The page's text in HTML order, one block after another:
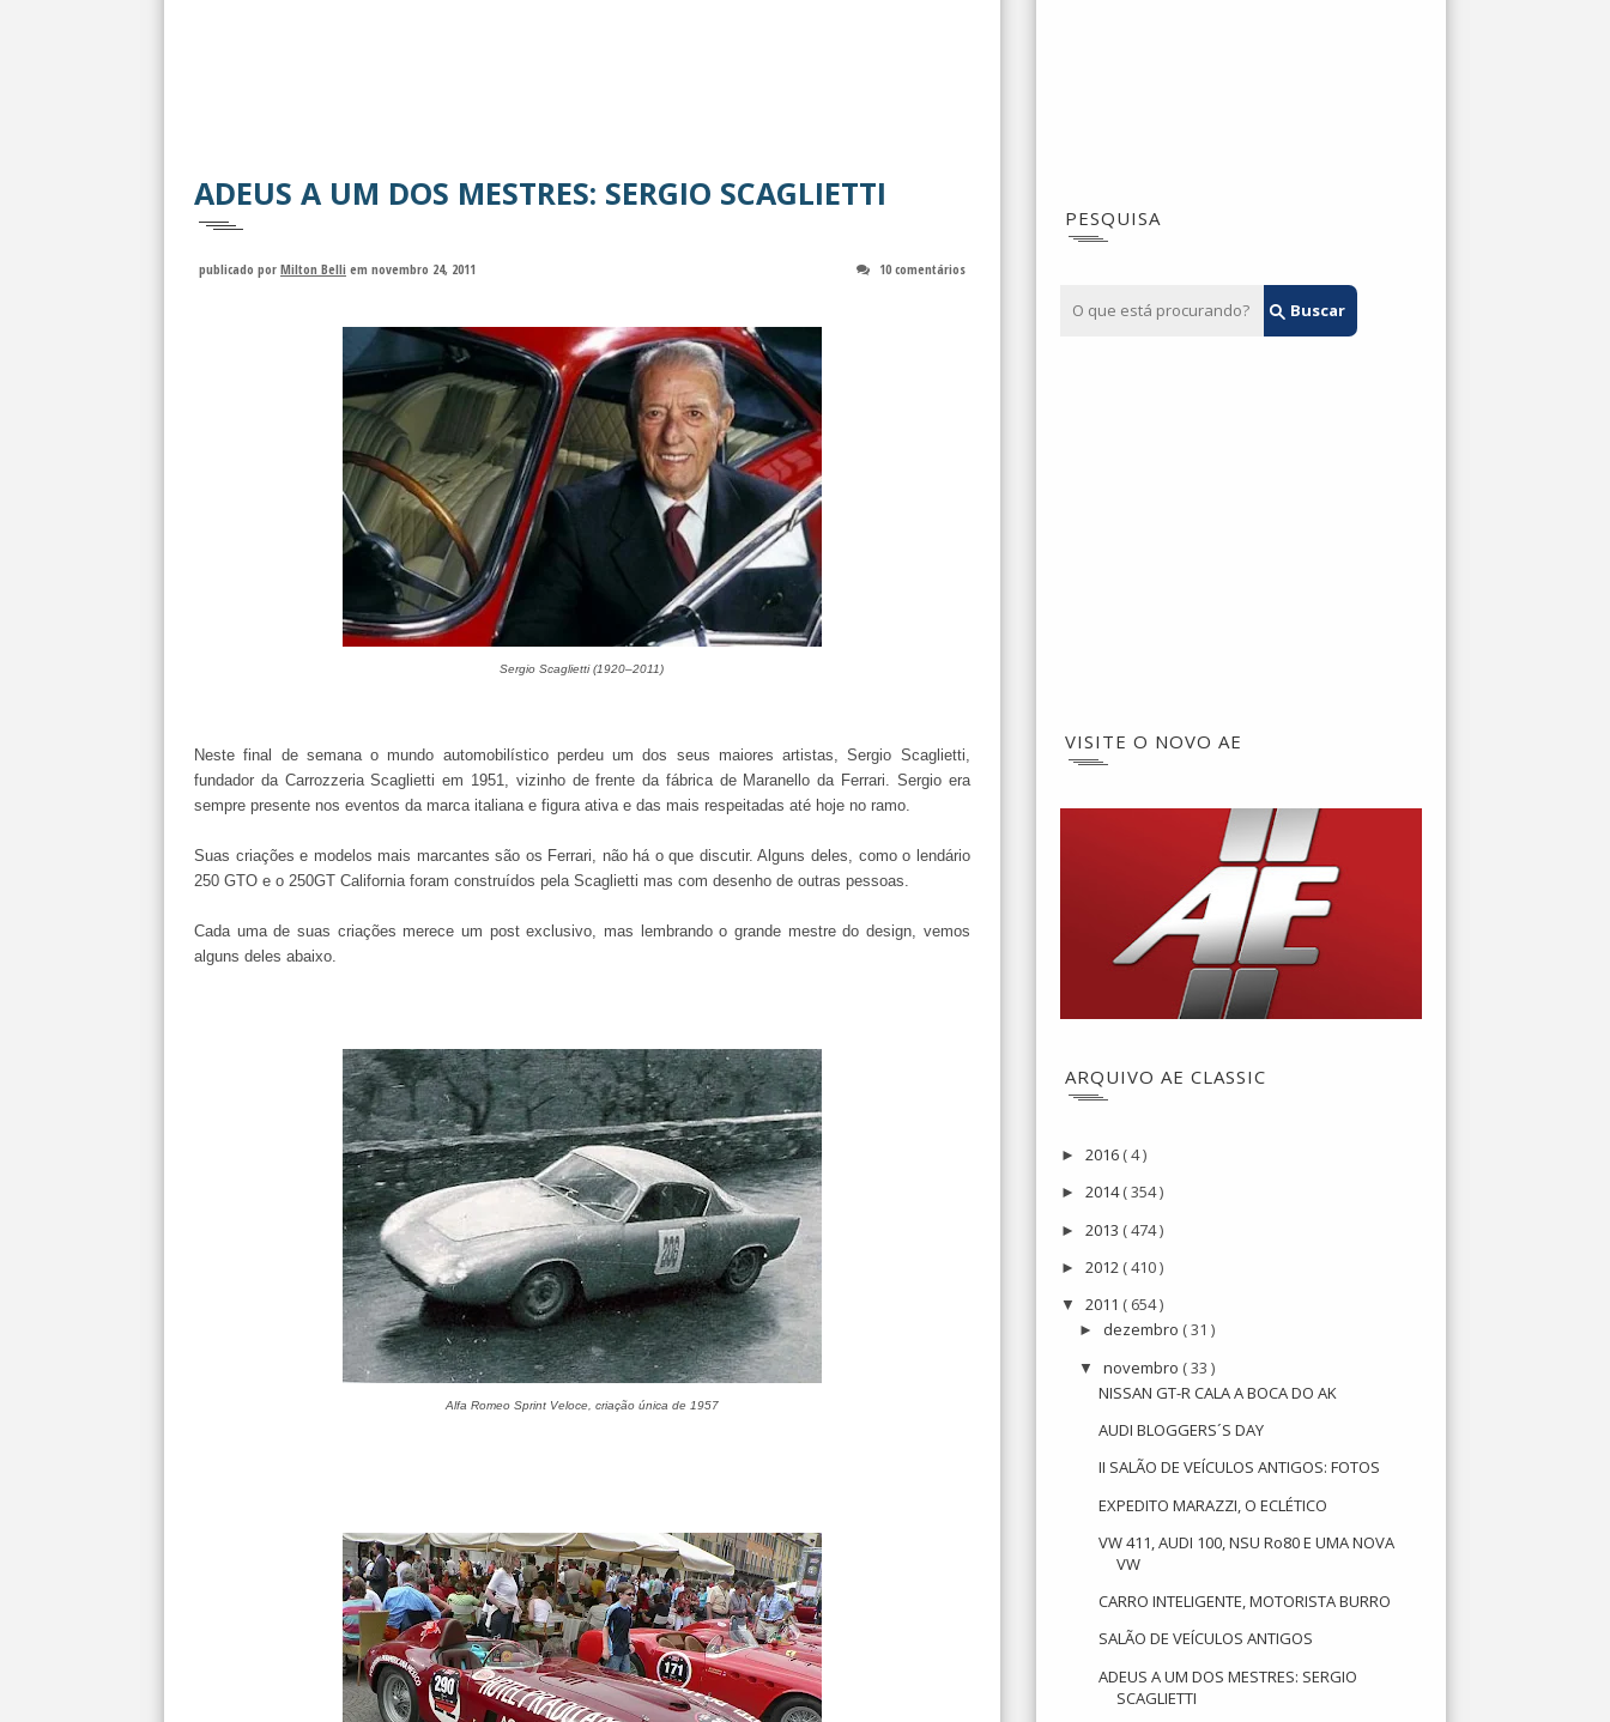
ADEUS A UM DOS MESTRES: SERGIO SCAGLIETTI
publicado por Milton Belli em novembro 24, 2011 10 comentários
Sergio Scaglietti (1920–2011)
Neste final de semana o mundo automobilístico perdeu um dos seus maiores artistas, Sergio Scaglietti,
fundador da Carrozzeria Scaglietti em 1951, vizinho de frente da fábrica de Maranello da Ferrari. Sergio era
sempre presente nos eventos da marca italiana e figura ativa e das mais respeitadas até hoje no ramo.
Suas criações e modelos mais marcantes são os Ferrari, não há o que discutir. Alguns deles, como o lendário
250 GTO e o 250GT California foram construídos pela Scaglietti mas com desenho de outras pessoas.
Cada uma de suas criações merece um post exclusivo, mas lembrando o grande mestre do design, vemos
alguns deles abaixo.
Alfa Romeo Sprint Veloce, criação única de 1957
PESQUISA
VISITE O NOVO AE
ARQUIVO AE CLASSIC
► 2016 ( 4 )
► 2014( 354 )
► 2013 ( 474 )
► 2012 ( 410 )
▼ 2011 ( 654 )
► dezembro ( 31 )
▼novembro ( 33 )
NISSAN GT-R CALA A BOCA DO AK
AUDI BLOGGERS´S DAY
II SALÃO DE VEÍCULOS ANTIGOS: FOTOS
EXPEDITO MARAZZI, O ECLÉTICO
VW 411, AUDI 100, NSU Ro80 E UMA NOVA
VW
CARRO INTELIGENTE, MOTORISTA BURRO
SALÃO DE VEÍCULOS ANTIGOS
ADEUS A UM DOS MESTRES: SERGIO
SCAGLIETTI